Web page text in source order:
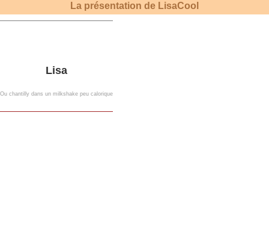
La présentation de LisaCool
Lisa
Ou chantilly dans un milkshake peu calorique